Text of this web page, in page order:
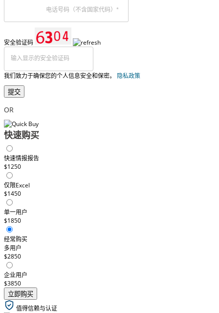
安全验证码
我们致力于确保您的个人信息安全和保密。 隐私政策
提交
OR
快速购买
快速情报报告
$1250
仅限Excel
$1450
单一用户
$1850
经常购买
多用户
$2850
企业用户
$3850
立即购买
值得信赖与认证